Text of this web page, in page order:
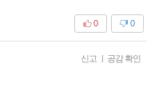
0
0
신고 | 공감 확인